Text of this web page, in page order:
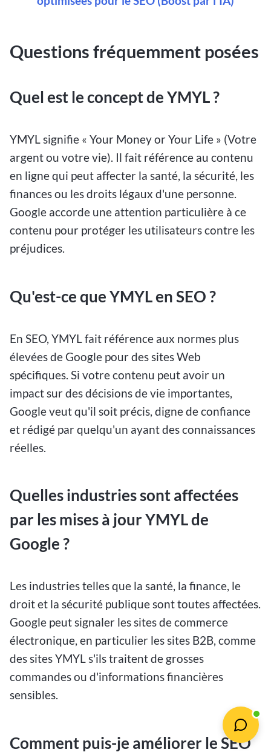
Questions fréquemment posées
Quel est le concept de YMYL ?
YMYL signifie « Your Money or Your Life » (Votre
argent ou votre vie). Il fait référence au contenu
en ligne qui peut affecter la santé, la sécurité, les
finances ou les droits légaux d'une personne.
Google accorde une attention particulière à ce
contenu pour protéger les utilisateurs contre les
préjudices.
Qu'est-ce que YMYL en SEO ?
En SEO, YMYL fait référence aux normes plus
élevées de Google pour des sites Web
spécifiques. Si votre contenu peut avoir un
impact sur des décisions de vie importantes,
Google veut qu'il soit précis, digne de confiance
et rédigé par quelqu'un ayant des connaissances
réelles.
Quelles industries sont affectées
par les mises à jour YMYL de
Google ?
Les industries telles que la santé, la finance, le
droit et la sécurité publique sont toutes affectées.
Google peut signaler les sites de commerce
électronique, en particulier les sites B2B, comme
des sites YMYL s'ils traitent de grosses
commandes ou d'informations financières
sensibles.
Comment puis-je améliorer le SEO